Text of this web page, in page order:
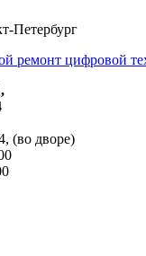
Петербург
,
, (во дворе)